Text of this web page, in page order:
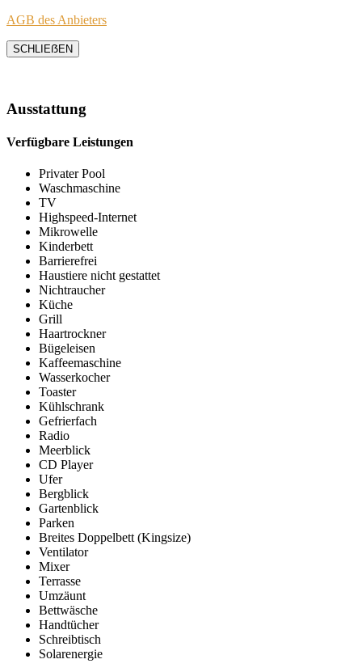
AGB des Anbieters
SCHLIEẞEN
Ausstattung
Verfügbare Leistungen
Privater Pool
Waschmaschine
TV
Highspeed-Internet
Mikrowelle
Kinderbett
Barrierefrei
Haustiere nicht gestattet
Nichtraucher
Küche
Grill
Haartrockner
Bügeleisen
Kaffeemaschine
Wasserkocher
Toaster
Kühlschrank
Gefrierfach
Radio
Meerblick
CD Player
Ufer
Bergblick
Gartenblick
Parken
Breites Doppelbett (Kingsize)
Ventilator
Mixer
Terrasse
Umzäunt
Bettwäsche
Handtücher
Schreibtisch
Solarenergie